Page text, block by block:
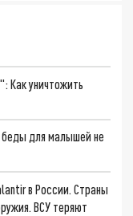
Как уничтожить
беды для малышей не
в России. Страны
ВСУ теряют